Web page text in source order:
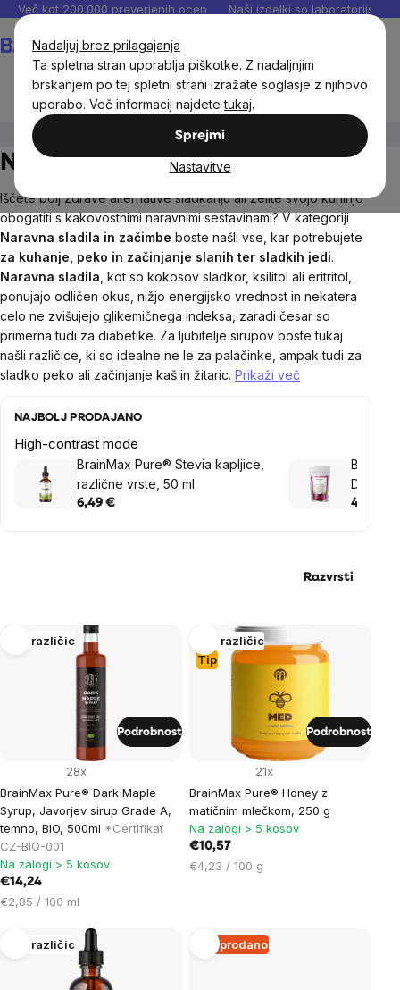
Nadaljuj brez prilagajanja
Ta spletna stran uporablja piškotke. Z nadaljnjim
brskanjem po tej spletni strani izražate soglasje z njihovo
uporabo. Več informacij najdetetukaj.
Sprejmi
Nastavitve
Preskoči
vsebino
Več kot 200.000 preverjenih ocen Naši izdelki so laboratorijsko
Naravna sladila
Naravna sladila BrainMax
Iščete bolj zdrave alternative sladkanju ali želite svojo kuhinjo
obogatiti s kakovostnimi naravnimi sestavinami? V kategoriji
Naravna sladila in začimbe boste našli vse, kar potrebujete
za kuhanje, peko in začinjanje slanih ter sladkih jedi.
Naravna sladila , kot so kokosov sladkor, ksilitol ali eritritol,
ponujajo odličen okus, nižjo energijsko vrednost in nekatera
celo ne zvišujejo glikemičnega indeksa, zaradi česar so
primerna tudi za diabetike. Za ljubitelje sirupov boste tukaj
našli različice, ki so idealne ne le za palačinke, ampak tudi za
sladko peko ali začinjanje kaš in žitaric. Prikaži več
NAJBOLJ PRODAJANO
High-contrast mode
BrainMax Pure® Stevia kapljice,
različne vrste, 50 ml
6,49 €
Dragon
fruit, 45
4,04 €
Razvrsti
List
products
Več različic
BrainMax Pure® Dark Maple
Syrup, Javorjev sirup Grade A,
temno, BIO, 500ml *Certifikat
CZ-BIO-001
28x
Na zalogi > 5 kosov
€14,24
Cena
€2,85 / 100 ml
Podrobnost
Tip
Več različic
BrainMax Pure® Honey z
matičnim mlečkom, 250 g
21x
Na zalogi > 5 kosov
€10,57
Cena
€4,23 / 100 g
Podrobnost
Več različic Razprodano